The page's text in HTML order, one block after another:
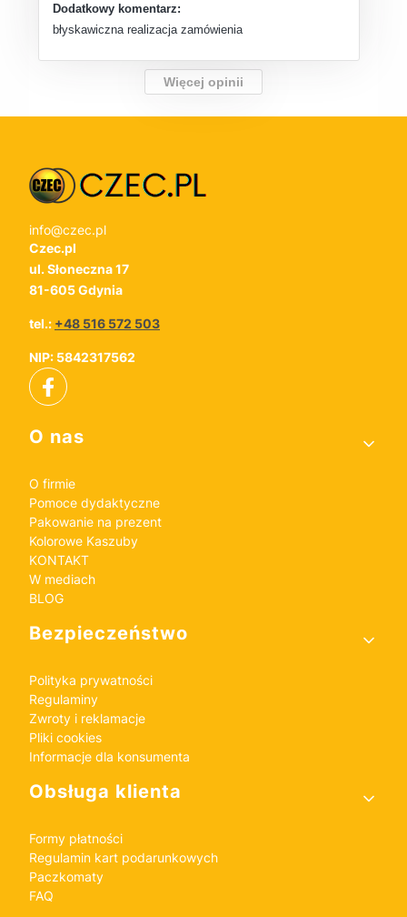
Dodatkowy komentarz:
błyskawiczna realizacja zamówienia
Więcej opinii
info@czec.pl
Czec.pl
ul. Słoneczna 17
81-605 Gdynia
tel.: +48 516 572 503
NIP: 5842317562
Linki w stopce
O nas
O firmie
Pomoce dydaktyczne
Pakowanie na prezent
Kolorowe Kaszuby
KONTAKT
W mediach
BLOG
Bezpieczeństwo
Polityka prywatności
Regulaminy
Zwroty i reklamacje
Pliki cookies
Informacje dla konsumenta
Obsługa klienta
Formy płatności
Regulamin kart podarunkowych
Paczkomaty
FAQ